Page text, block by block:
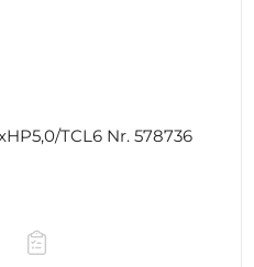
TCL6 Nr. 578736